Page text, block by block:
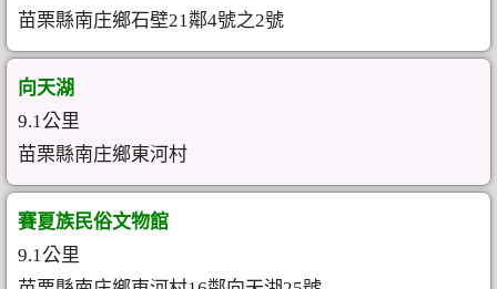
苗栗縣南庄鄉石壁21鄰4號之2號
向天湖
9.1公里
苗栗縣南庄鄉東河村
賽夏族民俗文物館
9.1公里